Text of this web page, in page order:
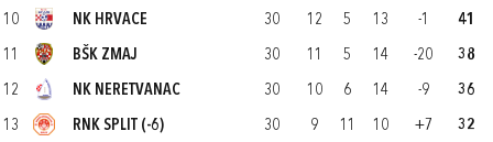
10 NK HRVACE 30 12 5 13 -1 41
11 BŠK ZMAJ 30 11 5 14 -20 38
12 NK NERETVANAC 30 10 6 14 -9 36
13 RNK SPLIT (-6) 30 9 11 10 +7 32